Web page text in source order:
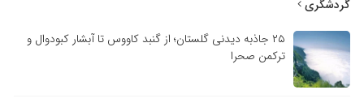
گردشگری
۲۵ جاذبه دیدنی گلستان؛ از گنبد کاووس تا آبشار کبودوال و
ترکمن صحرا